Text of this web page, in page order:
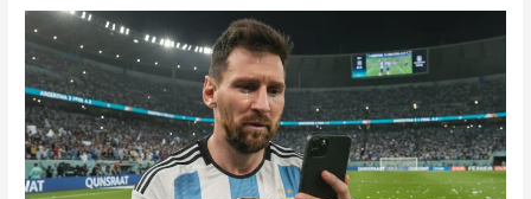
Zorlu
İtalyan
Sınavı:
Monza